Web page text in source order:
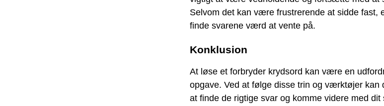
Selvom det kan være frustrerende at sidde fast,
finde svarene værd at vente på.
Konklusion
At løse et forbryder krydsord kan være en
opgave. Ved at følge disse trin og værktøjer kan
at finde de rigtige svar og komme videre med